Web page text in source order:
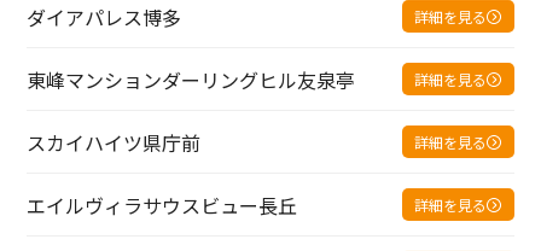
ダイアパレス博多 詳細を見る
東峰マンションダーリングヒル友泉亭 詳細を見る
スカイハイツ県庁前 詳細を見る
エイルヴィラサウスビュー長丘 詳細を見る